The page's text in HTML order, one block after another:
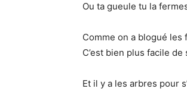
Ou ta gueule tu la
Comme on a blogué les
C’est bien plus facile de
Et il y a les arbres pour